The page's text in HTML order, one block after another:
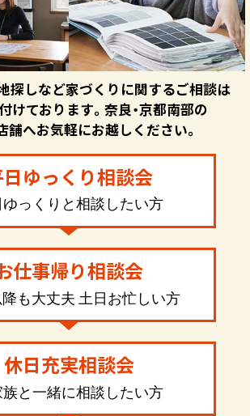
探しなど家づくりに関するご相談は
けております。奈良・京都南部の
舗へお気軽にお越しください。
ゆっくり相談会
っくりと相談したい方
仕事帰り相談会
も大丈夫 土日お忙しい方
休日充実相談会
族と一緒に相談したい方